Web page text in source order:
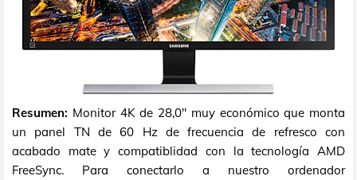
Resumen: Monitor 4K de 28,0" muy económico que monta
un panel TN de 60 Hz de frecuencia de refresco con
acabado mate y compatiblidad con la tecnología AMD
FreeSync. Para conectarlo a nuestro ordenador